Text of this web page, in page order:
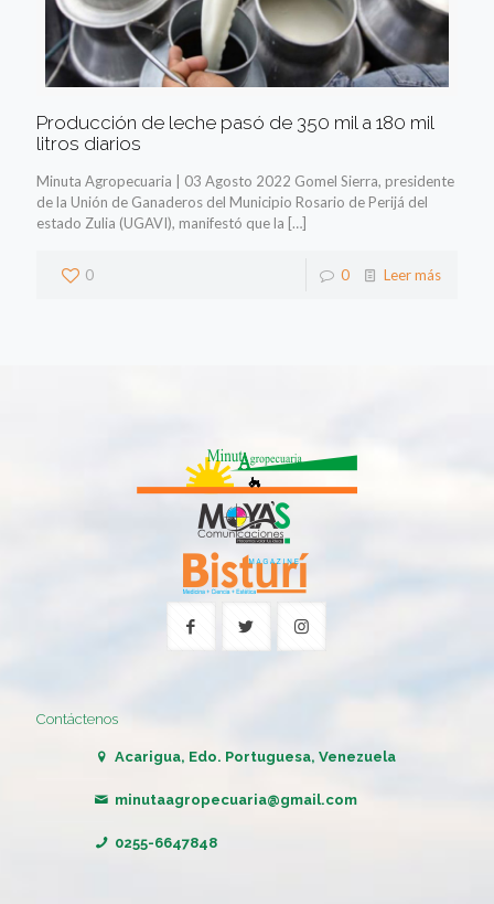
Producción de leche pasó de 350 mil a 180 mil
litros diarios
Minuta Agropecuaria | 03 Agosto 2022 Gomel Sierra, presidente
de la Unión de Ganaderos del Municipio Rosario de Perijá del
estado Zulia (UGAVI), manifestó que la […]
0 0 Leer más
Contáctenos
Acarigua, Edo. Portuguesa, Venezuela
minutaagropecuaria@gmail.com
0255-6647848